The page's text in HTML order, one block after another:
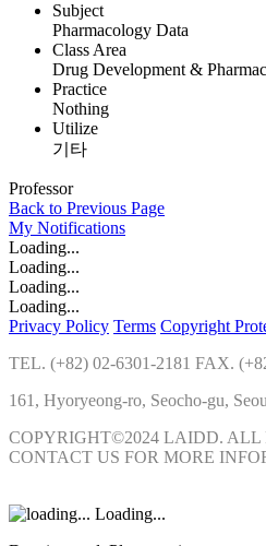
Subject
Pharmacology Data
Class Area
Drug Development &
Practice
Nothing
Utilize
기타
Professor
Back to Previous Page
My Notifications
Loading...
Loading...
Loading...
Loading...
Privacy Policy Terms Copyright
TEL. (+82) 02-6301-2181 FAX.
161, Hyoryeong-ro, Seocho-gu,
COPYRIGHT©2024 LAIDD. ALL
CONTACT US FOR MORE
Loading...